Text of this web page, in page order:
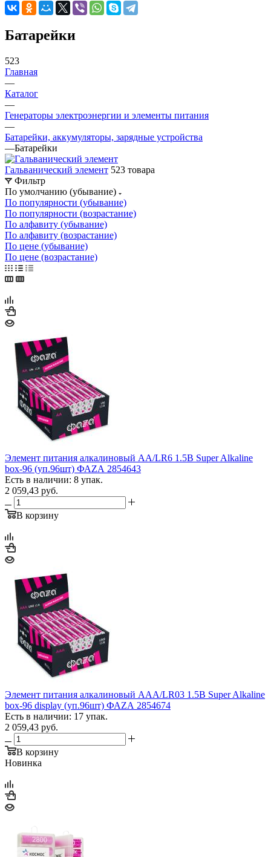
Батарейки
523
Главная
—
Каталог
—
Генераторы электроэнергии и элементы питания
—
Батарейки, аккумуляторы, зарядные устройства
—Батарейки
Гальванический элемент 523 товара
Фильтр
По умолчанию (убывание)
По популярности (убывание)
По популярности (возрастание)
По алфавиту (убывание)
По алфавиту (возрастание)
По цене (убывание)
По цене (возрастание)
Элемент питания алкалиновый AA/LR6 1.5В Super Alkaline
box-96 (уп.96шт) ФАZА 2854643
Есть в наличии: 8 упак.
2 059,43 руб.
В корзину
Элемент питания алкалиновый AAA/LR03 1.5В Super Alkaline
box-96 display (уп.96шт) ФАZА 2854674
Есть в наличии: 17 упак.
2 059,43 руб.
В корзину
Новинка